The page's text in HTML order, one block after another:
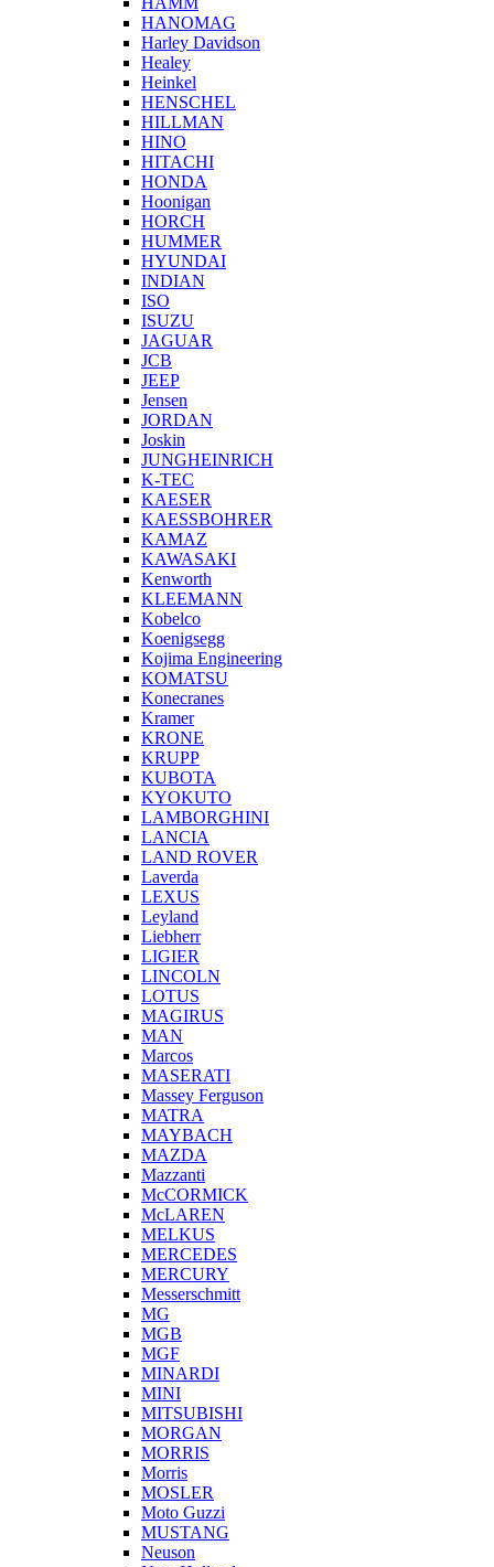
HANOMAG
Harley Davidson
Healey
Heinkel
HENSCHEL
HILLMAN
HINO
HITACHI
HONDA
Hoonigan
HORCH
HUMMER
HYUNDAI
INDIAN
ISO
ISUZU
JAGUAR
JCB
JEEP
Jensen
JORDAN
Joskin
JUNGHEINRICH
K-TEC
KAESER
KAESSBOHRER
KAMAZ
KAWASAKI
Kenworth
KLEEMANN
Kobelco
Koenigsegg
Kojima Engineering
KOMATSU
Konecranes
Kramer
KRONE
KRUPP
KUBOTA
KYOKUTO
LAMBORGHINI
LANCIA
LAND ROVER
Laverda
LEXUS
Leyland
Liebherr
LIGIER
LINCOLN
LOTUS
MAGIRUS
MAN
Marcos
MASERATI
Massey Ferguson
MATRA
MAYBACH
MAZDA
Mazzanti
McCORMICK
McLAREN
MELKUS
MERCEDES
MERCURY
Messerschmitt
MG
MGB
MGF
MINARDI
MINI
MITSUBISHI
MORGAN
MORRIS
Morris
MOSLER
Moto Guzzi
MUSTANG
Neuson